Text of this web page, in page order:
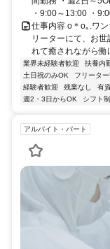
・9:00～13:00 ・
仕事内容 o＊o｡.ワ
リーターにて、お
れて癒されながら働
業界未経験者歓迎 扶養内
土日祝のみOK
フリータ
経験者歓迎
残業なし 有
週2・3日からOK
シフト制
アルバイト・パート